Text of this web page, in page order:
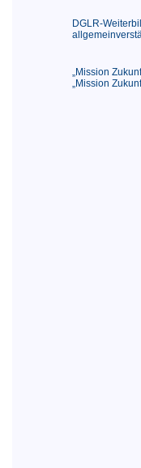
DGLR-
„Mission
„Mission